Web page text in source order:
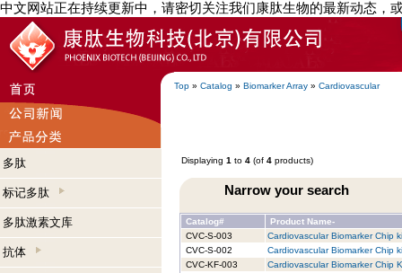
中文网站正在持续更新中，请密切关注我们康肽生物的最新动态，
Top » Catalog » Biomarker Array » Cardiovascular
多肽
标记多肽
多肽激素文库
抗体
Displaying 1 to 4 (of 4 products)
Narrow your search
Catalog#
Product Name-
CVC-S-003
Cardiovascular Biomarker Chip
CVC-S-002
Cardiovascular Biomarker Chip
CVC-KF-003
Cardiovascular Biomarker Chip